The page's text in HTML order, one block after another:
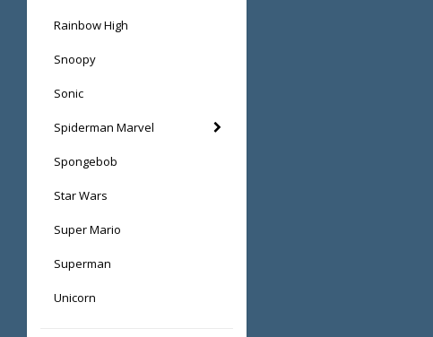
Rainbow High
Snoopy
Sonic
Spiderman Marvel
Spongebob
Star Wars
Super Mario
Superman
Unicorn